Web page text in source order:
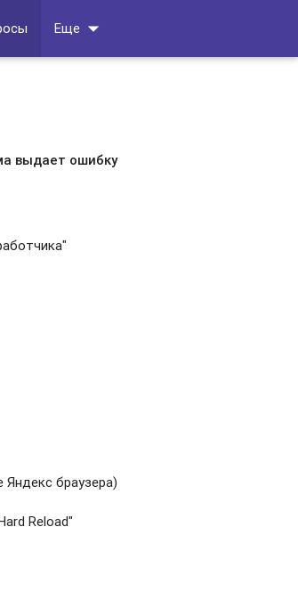
Ещеarrow_drop_down
выдает ошибку
браузера)
Reload"